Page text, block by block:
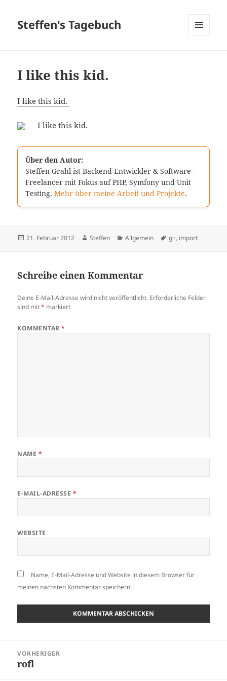
Steffen's Tagebuch
I like this kid.
I like this kid.
I like this kid.
Über den Autor:
Steffen Grahl ist Backend-Entwickler & Software-
Freelancer mit Fokus auf PHP, Symfony und Unit
Testing.Mehr über meine Arbeit und Projekte.
Veröffentlicht
21. Februar 2012 Autor
Steffen Kategorien
Allgemein Schlagwörter
g+, import
Schreibe einen Kommentar
Deine E-Mail-Adresse wird nicht veröffentlicht. Erforderliche Felder
sind mit* markiert
KOMMENTAR*
NAME *
E-MAIL-ADRESSE *
WEBSITE
Name, E-Mail-Adresse und Website in diesem Browser für
meinen nächsten Kommentar speichern.
VORHERIGER
Vorheriger
rofl